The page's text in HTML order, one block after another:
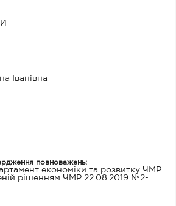
Іванівна
повноважень:
економіки та розвитку ЧМР
рішенням ЧМР 22.08.2019 №2-